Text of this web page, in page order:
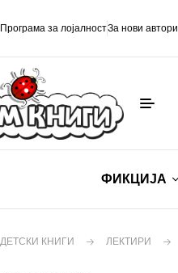
Програма за лојалностЗа нови автори
ФИКЦИЈА
ДЕТСКИ КНИГИ ЛЕКТИРИ